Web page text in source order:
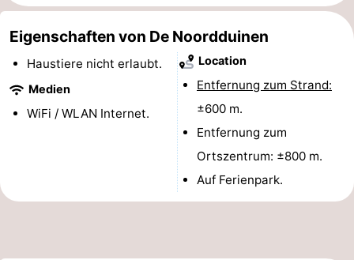
Kontakt
Eigenschaften von De Noordduinen
Haustiere nicht erlaubt.
Medien
WiFi / WLAN Internet.
Location
Entfernung zum Strand:
±600 m.
Entfernung zum
Ortszentrum: ±800 m.
Auf Ferienpark.